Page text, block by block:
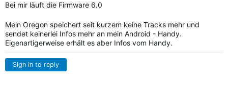
Bei mir läuft die Firmware 6.0
Mein Oregon speichert seit kurzem keine Tracks mehr und
sendet keinerlei Infos mehr an mein Android - Handy.
Eigenartigerweise erhält es aber Infos vom Handy.
Sign in to reply